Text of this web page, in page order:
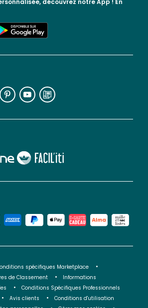
lien vers Faciliti
lien vers l'espace réseaux sociaux lien vers l'espace réseaux sociaux lien vers le blog la redoute
découvrez notre App ! En
play
spécifiques Marketplace
de Classement
Informations
Conditions Spécifiques Professionnels
Avis clients
Conditions d'utilisation